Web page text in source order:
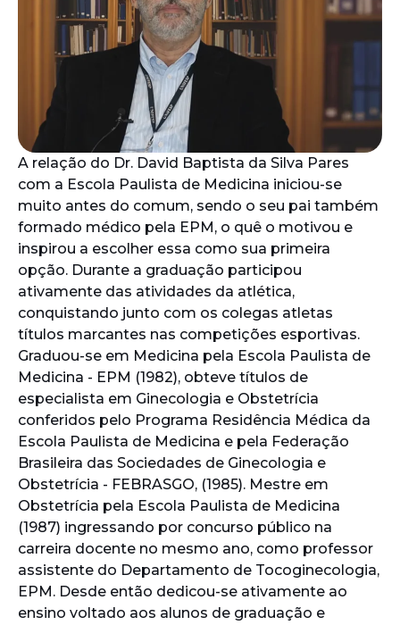
A relação do Dr. David Baptista da Silva Pares
com a Escola Paulista de Medicina iniciou-se
muito antes do comum, sendo o seu pai também
formado médico pela EPM, o quê o motivou e
inspirou a escolher essa como sua primeira
opção. Durante a graduação participou
ativamente das atividades da atlética,
conquistando junto com os colegas atletas
títulos marcantes nas competições esportivas.
Graduou-se em Medicina pela Escola Paulista de
Medicina - EPM (1982), obteve títulos de
especialista em Ginecologia e Obstetrícia
conferidos pelo Programa Residência Médica da
Escola Paulista de Medicina e pela Federação
Brasileira das Sociedades de Ginecologia e
Obstetrícia - FEBRASGO, (1985). Mestre em
Obstetrícia pela Escola Paulista de Medicina
(1987) ingressando por concurso público na
carreira docente no mesmo ano, como professor
assistente do Departamento de Tocoginecologia,
EPM. Desde então dedicou-se ativamente ao
ensino voltado aos alunos de graduação e